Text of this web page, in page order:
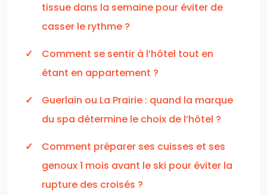
tissue dans la semaine pour éviter de
casser le rythme ?
Comment se sentir à l’hôtel tout en
étant en appartement ?
Guerlain ou La Prairie : quand la marque
du spa détermine le choix de l’hôtel ?
Comment préparer ses cuisses et ses
genoux 1 mois avant le ski pour éviter la
rupture des croisés ?